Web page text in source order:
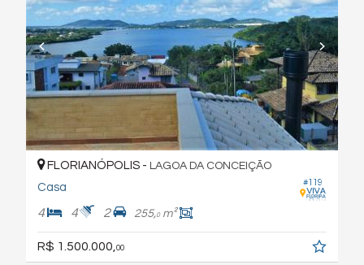
#119
FLORIANÓPOLIS - LAGOA DA CONCEIÇÃO
Casa
4 4 2 255,0m²
R$ 1.500.000, 00